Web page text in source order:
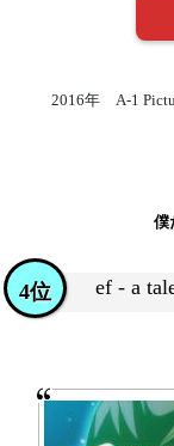
2016年 A-1
僕
ef - a
4位